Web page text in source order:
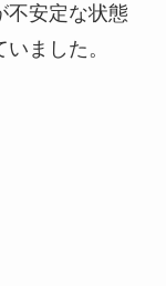
不安定な状態
ました。